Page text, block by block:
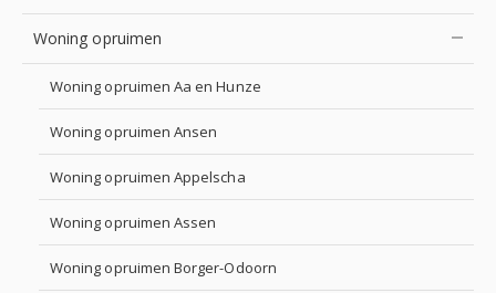
Woning opruimen
Woning opruimen Aa en Hunze
Woning opruimen Ansen
Woning opruimen Appelscha
Woning opruimen Assen
Woning opruimen Borger-Odoorn